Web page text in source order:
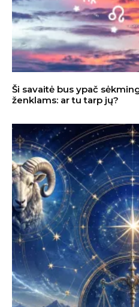
Ši savaitė bus ypač
ženklams: ar tu tarp jų?